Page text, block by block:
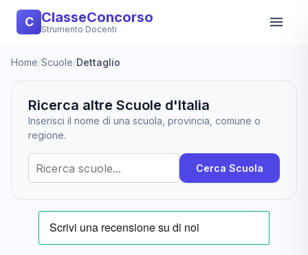
C ClasseConcorso
Strumento Docenti
Home/Scuole/Dettaglio
Ricerca altre Scuole d'Italia
Inserisci il nome di una scuola, provincia, comune o
regione.
Cerca Scuola